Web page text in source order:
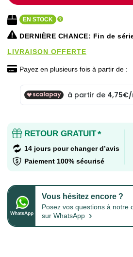
gallery
gallery
EN STOCK
DERNIÈRE CHANCE: Fin de
LIVRAISON OFFERTE
Payez en plusieurs fois à partir de :
RETOUR GRATUIT*
14 jours pour changer d’avis
Paiement 100% sécurisé
Vous hésitez encore ?
Posez vos questions à notre
sur WhatsApp ›